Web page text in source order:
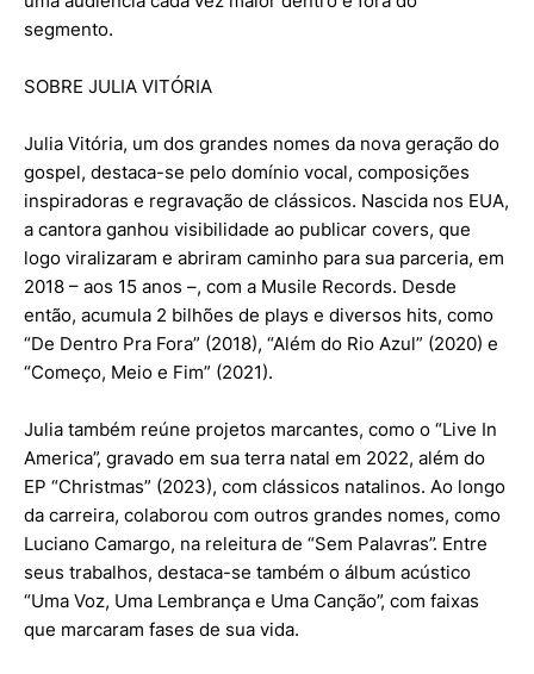
segmento.
SOBRE JULIA VITÓRIA
Julia Vitória, um dos grandes nomes da nova geração do
gospel, destaca-se pelo domínio vocal, composições
inspiradoras e regravação de clássicos. Nascida nos EUA,
a cantora ganhou visibilidade ao publicar covers, que
logo viralizaram e abriram caminho para sua parceria, em
2018 – aos 15 anos –, com a Musile Records. Desde
então, acumula 2 bilhões de plays e diversos hits, como
“De Dentro Pra Fora” (2018), “Além do Rio Azul” (2020) e
“Começo, Meio e Fim” (2021).
Julia também reúne projetos marcantes, como o “Live In
America”, gravado em sua terra natal em 2022, além do
EP “Christmas” (2023), com clássicos natalinos. Ao longo
da carreira, colaborou com outros grandes nomes, como
Luciano Camargo, na releitura de “Sem Palavras”. Entre
seus trabalhos, destaca-se também o álbum acústico
“Uma Voz, Uma Lembrança e Uma Canção”, com faixas
que marcaram fases de sua vida.